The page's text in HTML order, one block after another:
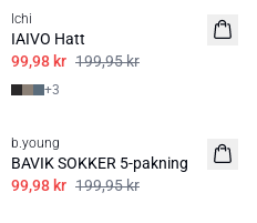
BASIS
Ichi
IAIVO Hatt
99,98 kr 199,95 kr
+3
b.young
BAVIK SOKKER 5-pakning
99,98 kr 199,95 kr